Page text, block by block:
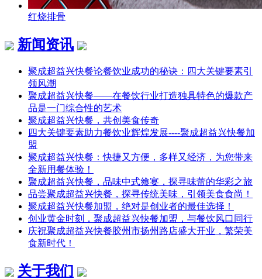
红烧排骨
新闻资讯
聚成超益兴快餐论餐饮业成功的秘诀：四大关键要素引
领风潮
聚成超益兴快餐——在餐饮行业打造独具特色的爆款产
品是一门综合性的艺术
聚成超益兴快餐，共创美食传奇
四大关键要素助力餐饮业辉煌发展----聚成超益兴快餐加
盟
聚成超益兴快餐：快捷又方便，多样又经济，为您带来
全新用餐体验！
聚成超益兴快餐，品味中式飨宴，探寻味蕾的华彩之旅
品尝聚成超益兴快餐，探寻传统美味，引领美食食尚！
聚成超益兴快餐加盟，绝对是创业者的最佳选择！
创业黄金时刻，聚成超益兴快餐加盟，与餐饮风口同行
庆祝聚成超益兴快餐胶州市扬州路店盛大开业，繁荣美
食新时代！
关于我们